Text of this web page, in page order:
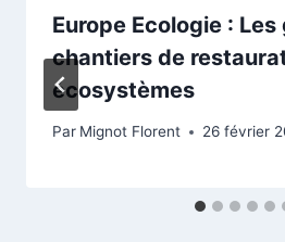
Europe Ecologie :
chantiers de
écosystèmes
Par Mignot Florent 26 février